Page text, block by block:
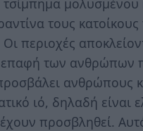
τσίμπημα
τους
περιοχές
επαφή των ανθρώπων
ανθρώπους
ιό, δηλαδή είναι
προσβληθεί.